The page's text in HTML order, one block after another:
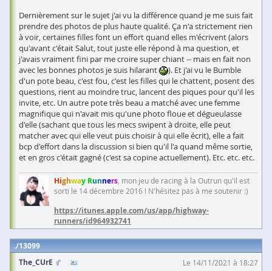
Dernièrement sur le sujet j'ai vu la différence quand je me suis fait
prendre des photos de plus haute qualité. Ça n'a strictement rien
à voir, certaines filles font un effort quand elles m'écrivent (alors
qu'avant c'était Salut, tout juste elle répond à ma question, et
j'avais vraiment fini par me croire super chiant -- mais en fait non
avec les bonnes photos je suis hilarant
). Et j'ai vu le Bumble
d'un pote beau, c'est fou, c'est les filles qui le chattent, posent des
questions, rient au moindre truc, lancent des piques pour qu'il les
invite, etc. Un autre pote très beau a matché avec une femme
magnifique qui n'avait mis qu'une photo floue et dégueulasse
d'elle (sachant que tous les mecs swipent à droite, elle peut
matcher avec qui elle veut puis choisir à qui elle écrit), elle a fait
bcp d'effort dans la discussion si bien qu'il l'a quand même sortie,
et en gros c'était gagné (c'est sa copine actuellement). Etc. etc. etc.
Highway Runners , mon jeu de racing à la Outrun qu'il est
sorti le 14 décembre 2016 ! N'hésitez pas à me soutenir :)
https://itunes.apple.com/us/app/highway-
runners/id964932741
13099
The_CUrE
Le 14/11/2021 à 18:27